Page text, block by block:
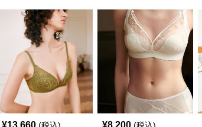
¥13,660 ¥8,200